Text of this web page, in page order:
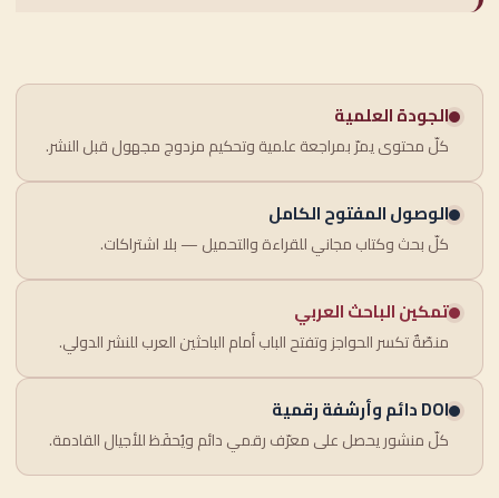
الجودة العلمية
كلّ محتوى يمرّ بمراجعة علمية وتحكيم مزدوج مجهول قبل النشر.
الوصول المفتوح الكامل
كلّ بحث وكتاب مجاني للقراءة والتحميل — بلا اشتراكات.
تمكين الباحث العربي
منصّةٌ تكسر الحواجز وتفتح الباب أمام الباحثين العرب للنشر الدولي.
DOI دائم وأرشفة رقمية
كلّ منشور يحصل على معرّف رقمي دائم ويُحفَظ للأجيال القادمة.